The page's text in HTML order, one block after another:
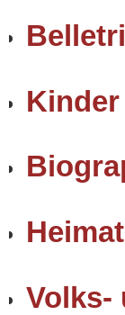
Volks-